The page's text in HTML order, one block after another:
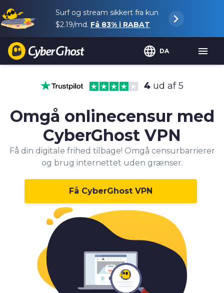
Surf og stream sikkert fra kun
$2.19/md. Få 83%i RABAT
DA
4 ud af 5
Omgå onlinecensur med
CyberGhost VPN
Få din digitale frihed tilbage! Omgå censurbarrierer
og brug internettet uden grænser.
Få CyberGhost VPN